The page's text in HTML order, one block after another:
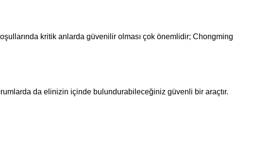
kritik anlarda güvenilir olması çok önemlidir; Chongming
da elinizin içinde bulundurabileceğiniz güvenli bir araçtır.